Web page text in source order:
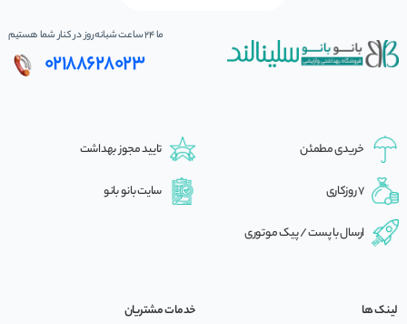
ما 24 ساعت شبانه‌روز در کنار شما هستیم
02188628023
خریدی مطمئن تایید مجوز بهداشت
7 روزکاری سایت بانو بانو
ارسال با پست / پیک موتوری
لینک ها
خدمات مشتریان